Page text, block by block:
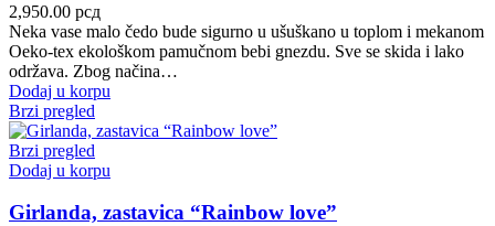
2,950.00 рсд
Neka vase malo čedo bude sigurno u ušuškano u toplom i mekanom
Oeko-tex ekološkom pamučnom bebi gnezdu. Sve se skida i lako
održava. Zbog načina…
Dodaj u korpu
Brzi pregled
Brzi pregled
Dodaj u korpu
Girlanda, zastavica “Rainbow love”